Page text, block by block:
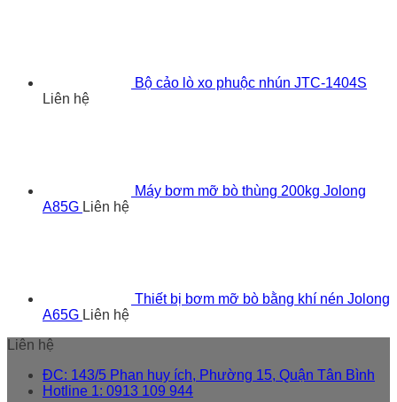
Bộ cảo lò xo phuộc nhún JTC-1404S
Liên hệ
Máy bơm mỡ bò thùng 200kg Jolong
A85G Liên hệ
Thiết bị bơm mỡ bò bằng khí nén Jolong
A65G Liên hệ
Liên hệ
ĐC: 143/5 Phan huy ích, Phường 15, Quận Tân Bình
Hotline 1: 0913 109 944